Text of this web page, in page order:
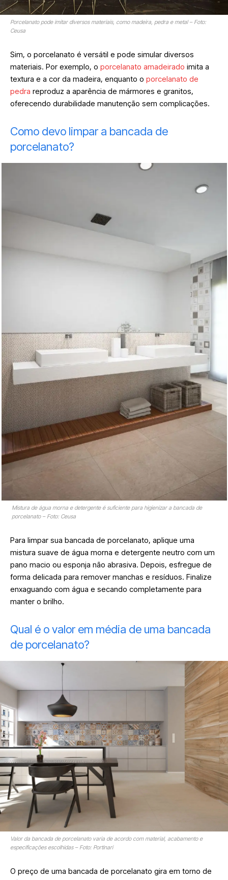
Porcelanato pode imitar diversos materiais, como madeira, pedra e metal – Foto:
Ceusa
Sim, o porcelanato é versátil e pode simular diversos
materiais. Por exemplo, o porcelanato amadeirado imita a
textura e a cor da madeira, enquanto o porcelanato de
pedra reproduz a aparência de mármores e granitos,
oferecendo durabilidade manutenção sem complicações.
Como devo limpar a bancada de
porcelanato?
Mistura de água morna e detergente é suficiente para higienizar a bancada de
porcelanato – Foto: Ceusa
Para limpar sua bancada de porcelanato, aplique uma
mistura suave de água morna e detergente neutro com um
pano macio ou esponja não abrasiva. Depois, esfregue de
forma delicada para remover manchas e resíduos. Finalize
enxaguando com água e secando completamente para
manter o brilho.
Qual é o valor em média de uma bancada
de porcelanato?
Valor da bancada de porcelanato varia de acordo com material, acabamento e
especificações escolhidas – Foto: Portinari
O preço de uma bancada de porcelanato gira em torno de